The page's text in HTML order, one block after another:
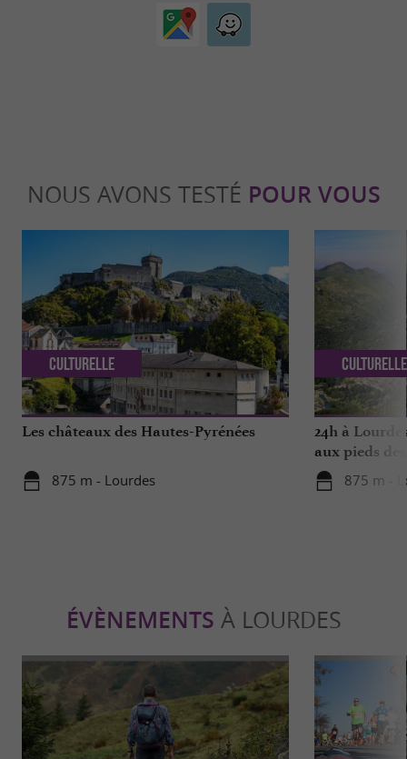
NOUS AVONS TESTÉ POUR VOUS
Les châteaux des Hautes-Pyrénées
875 m - Lourdes
Culturelle
24h à
aux pieds
875 m -
Culturelle
ÉVÈNEMENTS À LOURDES